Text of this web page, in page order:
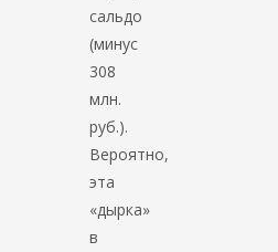
сальдо
(минус
308
млн.
руб.).
Вероятно,
эта
«дырка»
в